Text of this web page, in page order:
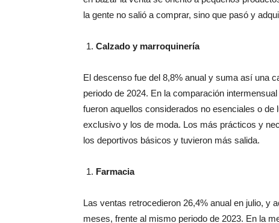
la gente no salió a comprar, sino que pasó y
Calzado y marroquinería
El descenso fue del 8,8% anual y suma así una
periodo de 2024. En la comparación
fueron aquellos considerados no esenciales o de
exclusivo y los de moda. Los más prácticos y
los deportivos básicos y tuvieron más salida.
Farmacia
Las ventas retrocedieron 26,4% anual en julio, y
meses, frente al mismo periodo de 2023. En la